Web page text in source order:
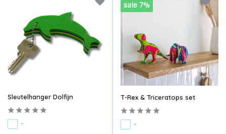
Sleutelhanger Dolfijn
-
sale 7%
T-Rex & Triceratops set
-